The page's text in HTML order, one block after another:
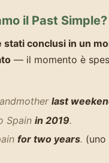
il Past Simple?
stati conclusi in un
— il momento è
last
Spain in 2019.
for two years.